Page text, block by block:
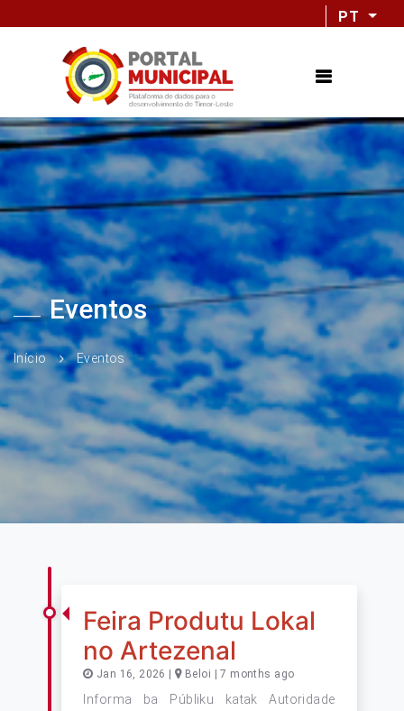
PT
Eventos
Início Eventos
Feira Produtu Lokal
no Artezenal
Jan 16, 2026 | Beloi | 7 months ago
Informa ba Públiku katak Autoridade